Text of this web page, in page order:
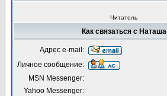
Читатель
Как связаться с Наташа
Адрес e-mail:
Личное сообщение:
MSN Messenger:
Yahoo Messenger: